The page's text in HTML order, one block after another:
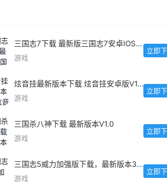
三国志7下载 最新版三国志7安卓IOS版下载
游戏
立即
炫音挂最新版本下载 炫音挂安卓版V1.5.2
游戏
立即
三国杀八神下载 最新版本V1.0
游戏
立即
三国志5威力加强版下载，最新版本3.0.1安卓IOS版
游戏
立即